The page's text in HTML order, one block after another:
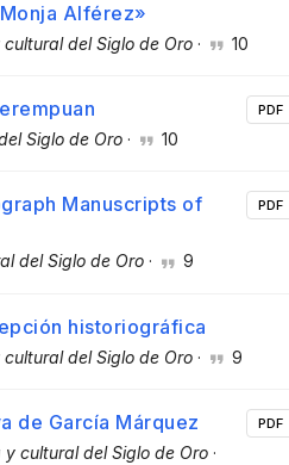
Alférez»
del Siglo de Oro · 10
Siglo de Oro · 10
PDF
Manuscripts of
del Siglo de Oro · 9
PDF
historiográfica
del Siglo de Oro · 9
de García Márquez
cultural del Siglo de Oro ·
PDF